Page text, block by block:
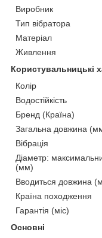
Виробник
Тип вібратора
Матеріал
Живлення
Користувальницькі
Колір
Водостійкість
Бренд (Країна)
Загальна довжина
Вібрація
Діаметр:
(мм)
Вводиться довжина
Країна походження
Гарантія (міс)
Основні